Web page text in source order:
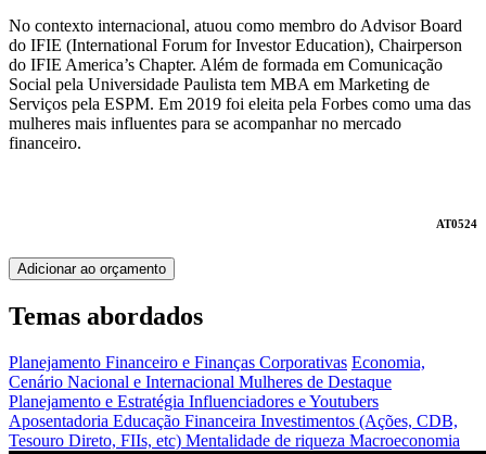
No contexto internacional, atuou como membro do Advisor Board
do IFIE (International Forum for Investor Education), Chairperson
do IFIE America’s Chapter. Além de formada em Comunicação
Social pela Universidade Paulista tem MBA em Marketing de
Serviços pela ESPM. Em 2019 foi eleita pela Forbes como uma das
mulheres mais influentes para se acompanhar no mercado
financeiro.
AT0524
Adicionar ao orçamento
Temas abordados
Planejamento Financeiro e Finanças Corporativas Economia,
Cenário Nacional e Internacional Mulheres de Destaque
Planejamento e Estratégia Influenciadores e Youtubers
Aposentadoria Educação Financeira Investimentos (Ações, CDB,
Tesouro Direto, FIIs, etc) Mentalidade de riqueza Macroeconomia